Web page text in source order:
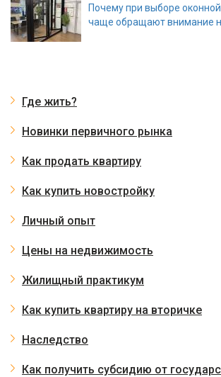
Почему при выборе
чаще обращают внимание
Где жить?
Новинки первичного рынка
Как продать квартиру
Как купить новостройку
Личный опыт
Цены на недвижимость
Жилищный практикум
Как купить квартиру на вторичке
Наследство
Как получить субсидию от